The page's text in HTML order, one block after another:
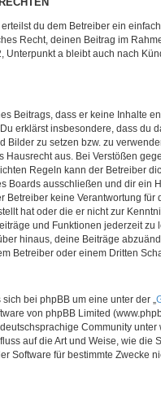
du dem Betreiber ein
Recht, deinen Beitrag im
Unterpunkt a bleibt auch nach
Beitrags, dass er keine Inhalte
erklärst insbesondere, dass du
Bilder zu setzen bzw. zu
Hausrecht aus. Bei Verstößen
Regeln kann der Betreiber
Boards ausschließen und dir ein
Betreiber keine Verantwortung für
hat oder die er nicht zur
und Funktionen jederzeit zu
hinaus, deine Beiträge
Betreiber oder einem Dritten
bei phpBB um eine unter der „
von phpBB Limited
Community
auf die Art und Weise, wie die
Software für bestimmte Zwecke